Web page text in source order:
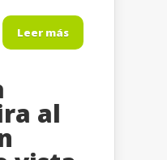
Leer más
al